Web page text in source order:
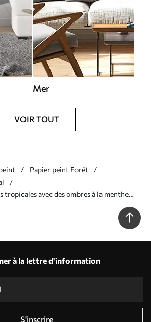
Mer
VOIR TOUT
Papier peint Forêt
tropicales avec des ombres à la menthe
à la lettre d'information
S'inscrire